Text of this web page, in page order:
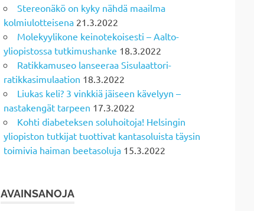
Stereonäkö on kyky nähdä maailma
kolmiulotteisena 21.3.2022
Molekyylikone keinotekoisesti – Aalto-
yliopistossa tutkimushanke 18.3.2022
Ratikkamuseo lanseeraa Sisulaattori-
ratikkasimulaation 18.3.2022
Liukas keli? 3 vinkkiä jäiseen kävelyyn –
nastakengät tarpeen 17.3.2022
Kohti diabeteksen soluhoitoja! Helsingin
yliopiston tutkijat tuottivat kantasoluista täysin
toimivia haiman beetasoluja 15.3.2022
AVAINSANOJA